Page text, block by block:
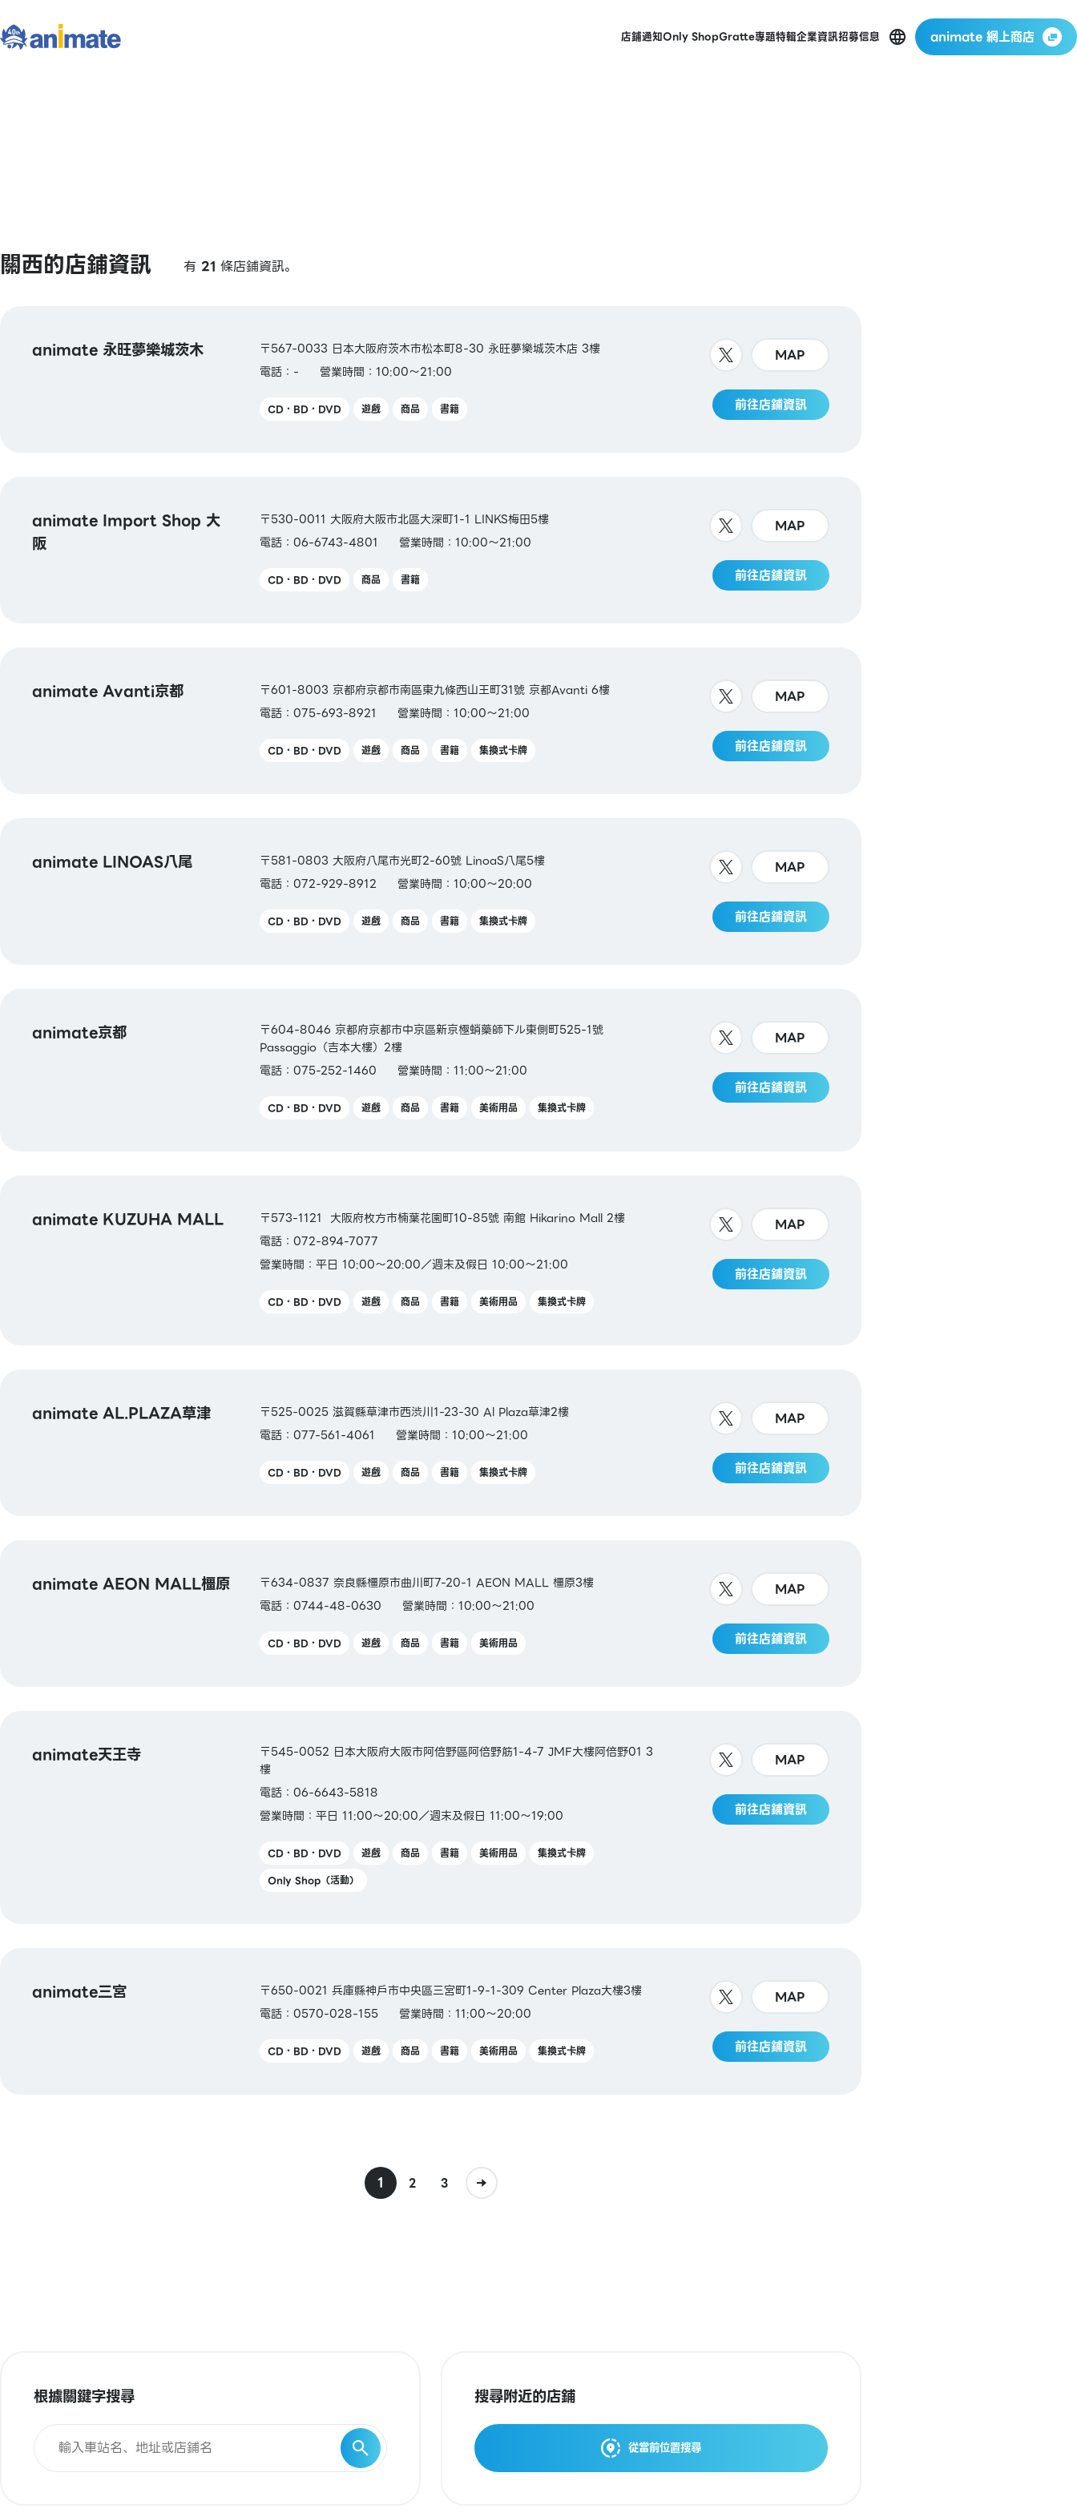
店鋪通知Only ShopGratte專題特輯企業資訊招募信息 animate 網上商店
關西的店鋪資訊 有 21 條店鋪資訊。
animate 永旺夢樂城茨木
〒567-0033 日本大阪府茨木市松本町8-30 永旺夢樂城茨木店 3樓
電話：-
營業時間：10:00～21:00
CD・BD・DVD 遊戲 商品 書籍
MAP
前往店鋪資訊
animate Import Shop 大
阪
〒530-0011 大阪府大阪市北區大深町1-1 LINKS梅田5樓
電話：06-6743-4801
營業時間：10:00～21:00
CD・BD・DVD 商品 書籍
MAP
前往店鋪資訊
animate Avanti京都
〒601-8003 京都府京都市南區東九條西山王町31號 京都Avanti 6樓
電話：075-693-8921
營業時間：10:00～21:00
CD・BD・DVD 遊戲 商品 書籍 集換式卡牌
MAP
前往店鋪資訊
animate LINOAS八尾
〒581-0803 大阪府八尾市光町2-60號 LinoaS八尾5樓
電話：072-929-8912
營業時間：10:00～20:00
CD・BD・DVD 遊戲 商品 書籍 集換式卡牌
MAP
前往店鋪資訊
animate京都
〒604-8046 京都府京都市中京區新京極蛸藥師下ル東側町525-1號
Passaggio（吉本大樓）2樓
電話：075-252-1460
營業時間：11:00～21:00
CD・BD・DVD 遊戲 商品 書籍 美術用品 集換式卡牌
MAP
前往店鋪資訊
animate KUZUHA MALL
〒573-1121 大阪府枚方市楠葉花園町10-85號 南館 Hikarino Mall 2樓
電話：072-894-7077
營業時間：平日 10:00～20:00／週末及假日 10:00～21:00
CD・BD・DVD 遊戲 商品 書籍 美術用品 集換式卡牌
MAP
前往店鋪資訊
animate AL.PLAZA草津
〒525-0025 滋賀縣草津市西渋川1-23-30 Al Plaza草津2樓
電話：077-561-4061
營業時間：10:00～21:00
CD・BD・DVD 遊戲 商品 書籍 集換式卡牌
MAP
前往店鋪資訊
animate AEON MALL橿原
〒634-0837 奈良縣橿原市曲川町7-20-1 AEON MALL 橿原3樓
電話：0744-48-0630
營業時間：10:00～21:00
CD・BD・DVD 遊戲 商品 書籍 美術用品
MAP
前往店鋪資訊
animate天王寺
〒545-0052 日本大阪府大阪市阿倍野區阿倍野筋1-4-7 JMF大樓阿倍野01 3
樓
電話：06-6643-5818
營業時間：平日 11:00～20:00／週末及假日 11:00～19:00
CD・BD・DVD 遊戲 商品 書籍 美術用品
集換式卡牌
Only Shop（活動）
MAP
前往店鋪資訊
animate三宮
〒650-0021 兵庫縣神戶市中央區三宮町1-9-1-309 Center Plaza大樓3樓
電話：0570-028-155
營業時間：11:00～20:00
CD・BD・DVD 遊戲 商品 書籍 美術用品 集換式卡牌
MAP
前往店鋪資訊
1 2 3
根據關鍵字搜尋 搜尋附近的店鋪
從當前位置搜尋